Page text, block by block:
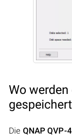
Wo
Die QNAP QVP-